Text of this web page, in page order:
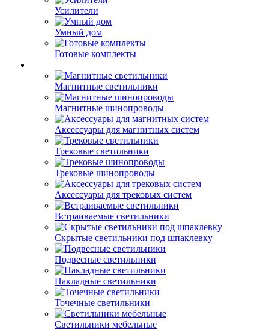
Усилители
Умный дом
Готовые комплекты
Магнитные светильники
Магнитные шинопроводы
Аксессуары для магнитных систем
Трековые светильники
Трековые шинопроводы
Аксессуары для трековых систем
Встраиваемые светильники
Скрытые светильники под шпаклевку
Подвесные светильники
Накладные светильники
Точечные светильники
Светильники мебельные